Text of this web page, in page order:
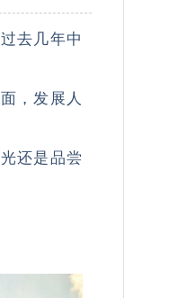
去几年中
，发展人
还是品尝